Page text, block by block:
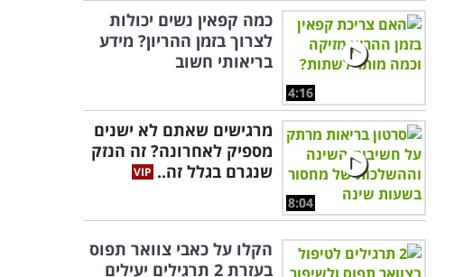
4:16
כמה קפאין נשים יכולות
לצרוך בזמן ההריון? מידע
בריאותי חשוב
8:04
מרגישים שאתם לא ישנים
מספיק לאחרונה? זה הנזק
שנגרם בגלל זה..
הקלו על כאבי צוואר תפוס
בעזרת 2 תרגילים יעילים